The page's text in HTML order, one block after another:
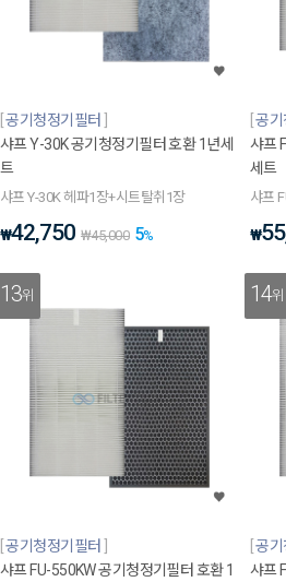
공기청정기필터
샤프 Y-30K 공기청정기필터 호환 1년세
트
샤프 Y-30K 헤파1장+시트탈취1장
₩42,750 ₩45,000 5%
공기
샤프
세트
샤프
₩
13위
공기청정기필터
샤프 FU-550KW 공기청정기필터 호환 1
14위
공기
샤프